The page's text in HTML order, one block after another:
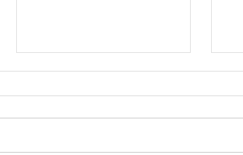
TENEKE KUTU KAPLAMA